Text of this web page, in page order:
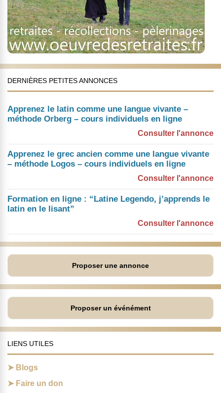
DERNIÈRES PETITES ANNONCES
Apprenez le latin comme une langue vivante –
méthode Orberg – cours individuels en ligne
Consulter l'annonce
Apprenez le grec ancien comme une langue vivante
– méthode Logos – cours individuels en ligne
Consulter l'annonce
Formation en ligne : “Latine Legendo, j’apprends le
latin en le lisant”
Consulter l'annonce
Proposer une annonce
Proposer un événément
LIENS UTILES
Blogs
Faire un don